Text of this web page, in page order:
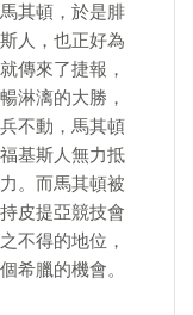
其頓，於是腓
人，也正好為
傳來了捷報，
淋漓的大勝，
不動，馬其頓
基斯人無力抵
。而馬其頓被
皮提亞競技會
不得的地位，
希臘的機會。